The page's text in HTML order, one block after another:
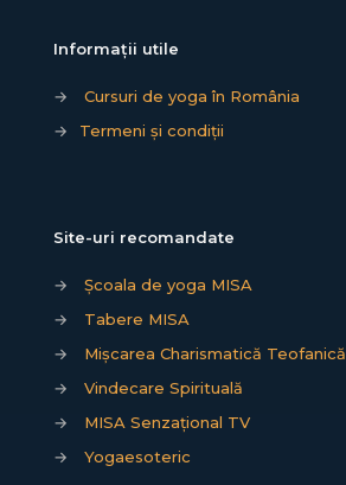
Informații utile
→
Cursuri de yoga în România
→
Termeni și condiții
Site-uri recomandate
→
Școala de yoga MISA
→
Tabere MISA
→
Mișcarea Charismatică Teofanică
→
Vindecare Spirituală
→
MISA Senzațional TV
→
Yogaesoteric